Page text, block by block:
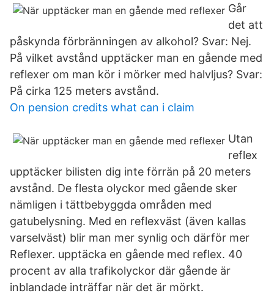
Går
det att
påskynda förbränningen av alkohol? Svar: Nej.
På vilket avstånd upptäcker man en gående med
reflexer om man kör i mörker med halvljus? Svar:
På cirka 125 meters avstånd.
On pension credits what can i claim
Utan
reflex
upptäcker bilisten dig inte förrän på 20 meters
avstånd. De flesta olyckor med gående sker
nämligen i tättbebyggda områden med
gatubelysning. Med en reflexväst (även kallas
varselväst) blir man mer synlig och därför mer
Reflexer. upptäcka en gående med reflex. 40
procent av alla trafikolyckor där gående är
inblandade inträffar när det är mörkt.